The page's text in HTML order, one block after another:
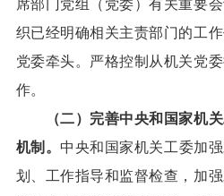
席部门党组（党委）有关重要
织已经明确相关主责部门的工
党委牵头。严格控制从机关党
作。
（二）完善中央和国家机
机制。 中央和国家机关工委加
划、工作指导和监督检查，加